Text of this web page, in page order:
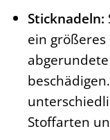
Sticknadeln:
ein
Stoffarten